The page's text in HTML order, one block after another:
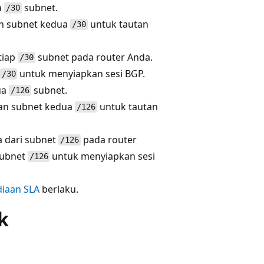
/30subnet.
subnet kedua /30untuk tautan
/30subnet pada router Anda.
/30 untuk menyiapkan sesi BGP.
/126subnet.
subnet kedua /126untuk tautan
dari subnet /126pada router
/126 untuk menyiapkan sesi
SLA berlaku.